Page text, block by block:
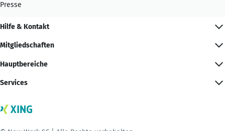
Presse
Hilfe & Kontakt
Mitgliedschaften
Hauptbereiche
Services